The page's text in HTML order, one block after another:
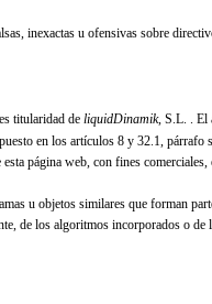
inexactas u ofensivas sobre
titularidad de liquidDinamik, S.L. . El
en los artículos 8 y 32.1,
página web, con fines
u objetos similares que forman
de los algoritmos incorporados o